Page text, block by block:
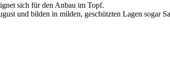
sich für den Anbau im Topf.
und bilden in milden, geschützten Lagen sogar